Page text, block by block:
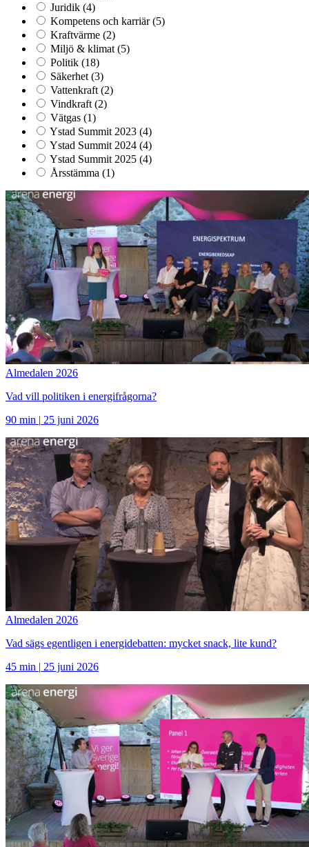
Juridik (4)
Kompetens och karriär (5)
Kraftvärme (2)
Miljö & klimat (5)
Politik (18)
Säkerhet (3)
Vattenkraft (2)
Vindkraft (2)
Vätgas (1)
Ystad Summit 2023 (4)
Ystad Summit 2024 (4)
Ystad Summit 2025 (4)
Årsstämma (1)
Almedalen 2026
Vad vill politiken i energifrågorna?
90 min | 25 juni 2026
Almedalen 2026
Vad sägs egentligen i energidebatten: mycket snack, lite kund?
45 min | 25 juni 2026